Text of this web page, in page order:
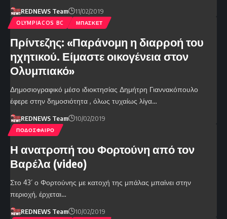
REDNEWS Team 11/02/2019
OLYMPIACOS BC ΜΠΑΣΚΕΤ
Πρίντεζης: «Παράνομη η διαρροή του
ηχητικού. Είμαστε οικογένεια στον
Ολυμπιακό»
Δημοσιογραφικό μέσο ιδιοκτησίας Δημήτρη Γιαννακόπουλο
έφερε στην δημοσιότητα , όλως τυχαίως λίγα…
REDNEWS Team 10/02/2019
ΠΟΔΟΣΦΑΙΡΟ
Η ανατροπή του Φορτούνη από τον
Βαρέλα (video)
Στο 43’ ο Φορτούνης με κατοχή της μπάλας μπαίνει στην
περιοχή, έρχεται…
REDNEWS Team 10/02/2019